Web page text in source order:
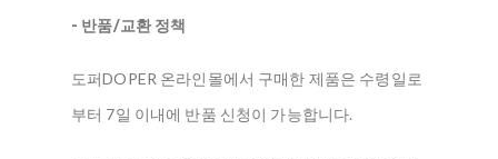
- 반품/교환 정책
도퍼DOPER 온라인몰에서 구매한 제품은 수령일로
부터 7일 이내에 반품 신청이 가능합니다.